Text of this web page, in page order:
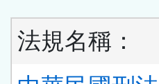
法規名稱：